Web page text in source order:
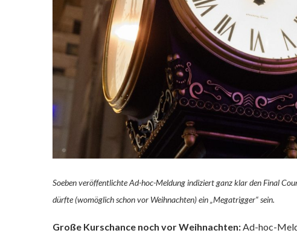
Soeben veröffentlichte Ad-hoc-Meldung indiziert ganz klar den Final
dürfte (womöglich schon vor Weihnachten) ein „Megatrigger“ sein.
Große Kurschance noch vor Weihnachten:Ad-hoc-